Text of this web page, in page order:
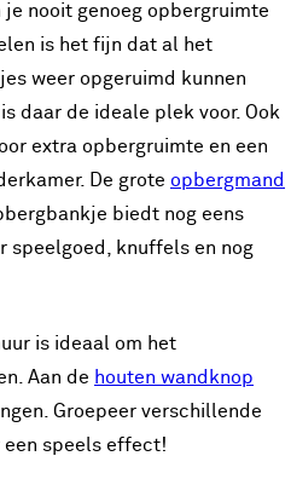
je nooit genoeg opbergruimte
is het fijn dat al het
weer opgeruimd kunnen
daar de ideale plek voor. Ook
extra opbergruimte en een
De grote opbergmand
biedt nog eens
speelgoed, knuffels en nog
is ideaal om het
Aan de houten wandknop
Groepeer verschillende
een speels effect!